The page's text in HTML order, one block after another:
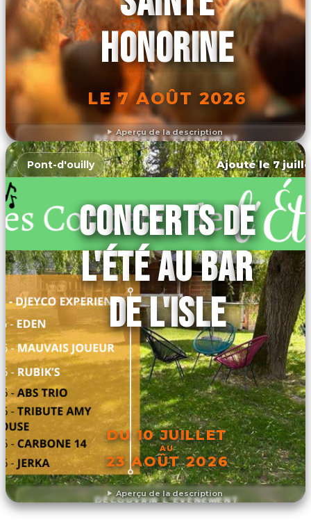
Aperçu de la description
HONORINE
LE 7 AOÛT 2026
DÉCOUVRIR L'ÉVÉNEMENT
Aperçu de la description
Pont-d'ouilly Ajouté le 7
CONCERTS DE
L'ÉTÉ AU BAR
DE L'ISLE
DU 10 JUILLET
AU
23 AOÛT 2026
DÉCOUVRIR L'ÉVÉNEMENT